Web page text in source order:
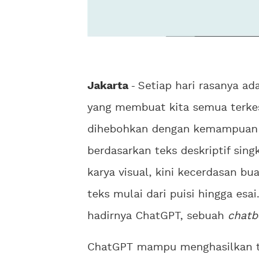
Jakarta- Setiap hari rasanya
yang membuat kita semua
dihebohkan dengan
berdasarkan teks deskriptif
karya visual, kini kecerdasan
teks mulai dari puisi hingga
hadirnya ChatGPT, sebuah
ChatGPT mampu